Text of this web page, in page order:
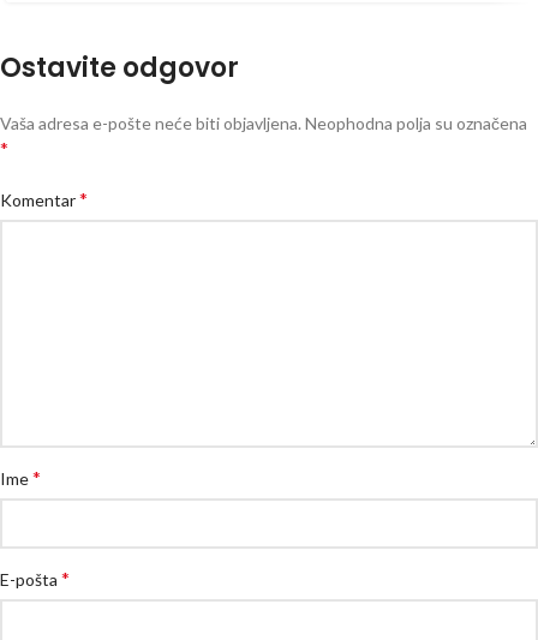
Ostavite odgovor
Vaša adresa e-pošte neće biti objavljena.Neophodna polja su označena
*
Komentar*
Ime*
E-pošta *